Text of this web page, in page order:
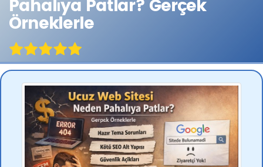
Pahalıya Patlar? Gerçek
Örneklerle